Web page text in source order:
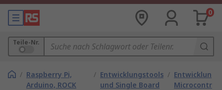
0
Teile-Nr.
/ Raspberry Pi,
Arduino, ROCK
/ Entwicklungstools
und Single Board
/